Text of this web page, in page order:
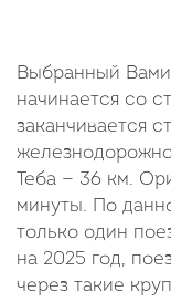
Выбранный
начинается со
заканчивается
Теба — 36 км.
минуты. По
только один
на 2025 год,
через такие